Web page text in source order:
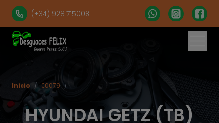
(+34) 928 715008
HYUNDAI GETZ (TB)
Inicio / 00079 /